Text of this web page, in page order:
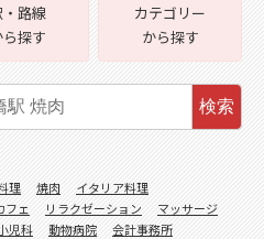
路線
ら探す
カテゴリー
から探す
検索
理 焼肉
イタリア料理
フェ リラクゼーション
マッサージ
児科 動物病院
会計事務所